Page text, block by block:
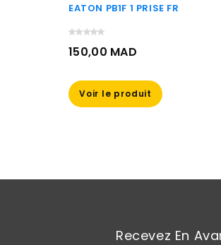
EATON PB1F 1 PRISE FR
150,00 MAD
Voir le produit
Recevez En